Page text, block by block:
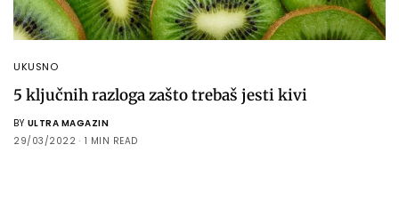
UKUSNO
5 ključnih razloga zašto trebaš jesti kivi
BY ULTRA MAGAZIN
29/03/2022
1 MIN READ